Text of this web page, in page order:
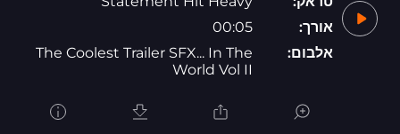
אורך:
00:05
אלבום:
The Coolest Trailer SFX... In The
World Vol II